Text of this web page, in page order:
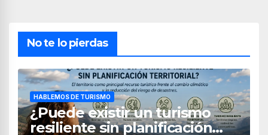
No te lo pierdas
HABLEMOS DE TURISMO
¿Puede existir un turismo
resiliente sin planificación